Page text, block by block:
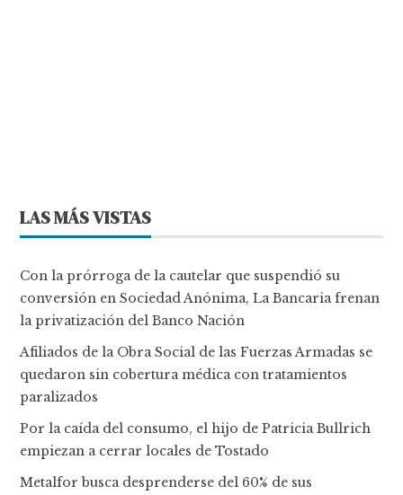
LAS MÁS VISTAS
Con la prórroga de la cautelar que suspendió su
conversión en Sociedad Anónima, La Bancaria frenan
la privatización del Banco Nación
Afiliados de la Obra Social de las Fuerzas Armadas se
quedaron sin cobertura médica con tratamientos
paralizados
Por la caída del consumo, el hijo de Patricia Bullrich
empiezan a cerrar locales de Tostado
Metalfor busca desprenderse del 60% de sus